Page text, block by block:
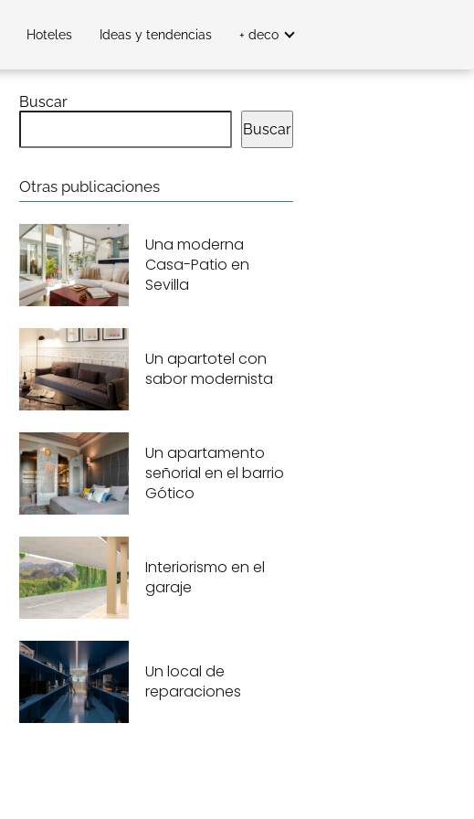
Hoteles Ideas y tendencias + deco
Buscar
Buscar
Otras publicaciones
Una moderna
Casa-Patio en
Sevilla
Un apartotel con
sabor modernista
Un apartamento
señorial en el barrio
Gótico
Interiorismo en el
garaje
Un local de
reparaciones